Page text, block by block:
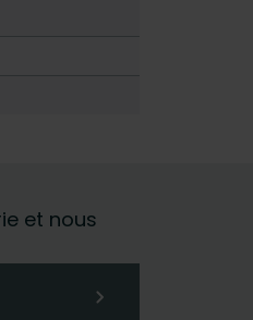
et nous